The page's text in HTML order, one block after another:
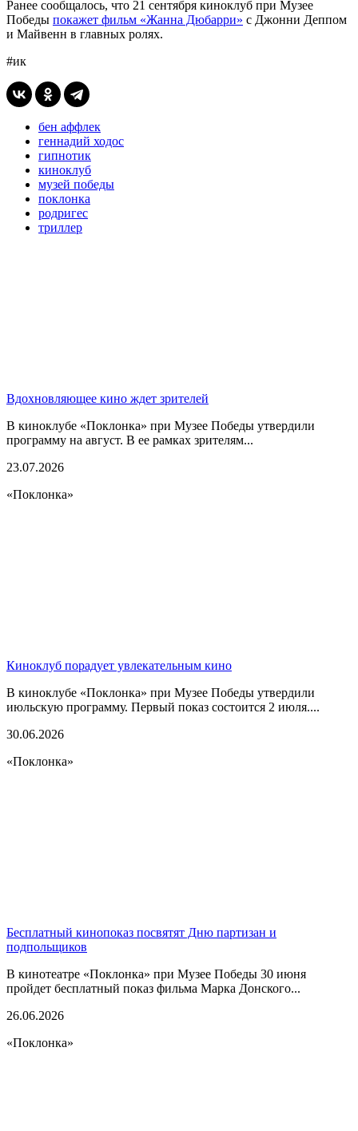
Ранее сообщалось, что 21 сентября киноклуб при Музее
Победы покажет фильм «Жанна Дюбарри» с Джонни Деппом
и Майвенн в главных ролях.
#ик
бен аффлек
геннадий ходос
гипнотик
киноклуб
музей победы
поклонка
родригес
триллер
Вдохновляющее кино ждет зрителей
В киноклубе «Поклонка» при Музее Победы утвердили
программу на август. В ее рамках зрителям...
23.07.2026
«Поклонка»
Киноклуб порадует увлекательным кино
В киноклубе «Поклонка» при Музее Победы утвердили
июльскую программу. Первый показ состоится 2 июля....
30.06.2026
«Поклонка»
Бесплатный кинопоказ посвятят Дню партизан и
подпольщиков
В кинотеатре «Поклонка» при Музее Победы 30 июня
пройдет бесплатный показ фильма Марка Донского...
26.06.2026
«Поклонка»